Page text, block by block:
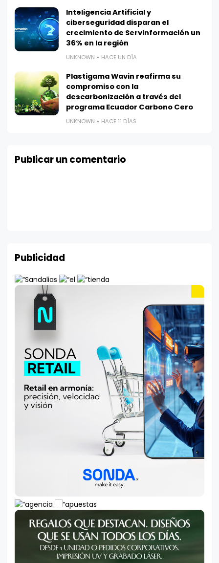
Inteligencia Artificial y
ciberseguridad disparan el
crecimiento de Servinformación un
36% en la región
UNKNOWN HACE UN DÍA
Plastigama Wavin reafirma su
compromiso con la
descarbonización a través del
programa Ecuador Carbono Cero
UNKNOWN HACE 11 DÍAS
Publicar un comentario
Publicidad